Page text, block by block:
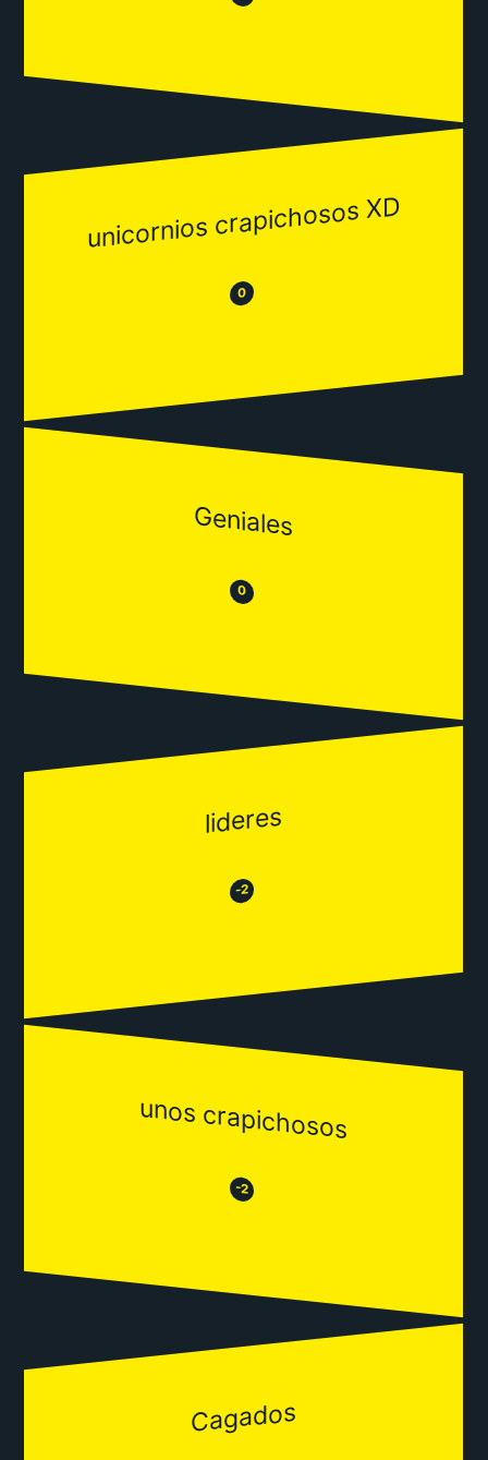
unicornios crapichosos XD
😒 0 😂
Geniales
😒 0 😂
lideres
😒 -2 😂
unos crapichosos
😒 -2 😂
Cagados